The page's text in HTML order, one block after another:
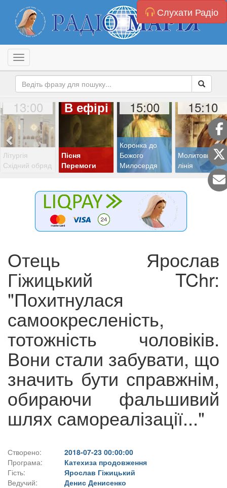
Слухати Радіо
Toggle navigation
13:00
Літургія
Східний обряд
В ефірі
Пісня
Перемоги
15:00
Коронка до
Божого
Милосердя
15:10
Молитовна
лінія
Отець Ярослав
Гіжицький TChr:
"Похитнулася
самоокресленість,
тотожність чоловіків.
Вони стали забувати, що
значить бути справжнім,
обираючи фальшивий
шлях самореалізації..."
Створено:
2018-07-23 00:00:00
Програма:
Катехиза продовження
Гість:
Ярослав Гіжицький
Ведучий:
Денис Денисенко